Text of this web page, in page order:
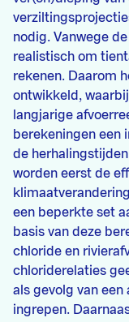
nodig. Vanwege
realistisch om
rekenen. Daarom
ontwikkeld,
langjarige
berekeningen een
de
worden eerst de
een beperkte set
basis van deze
chloride en
chloriderelaties
als gevolg van een
ingrepen.